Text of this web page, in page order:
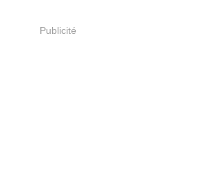
Publicité